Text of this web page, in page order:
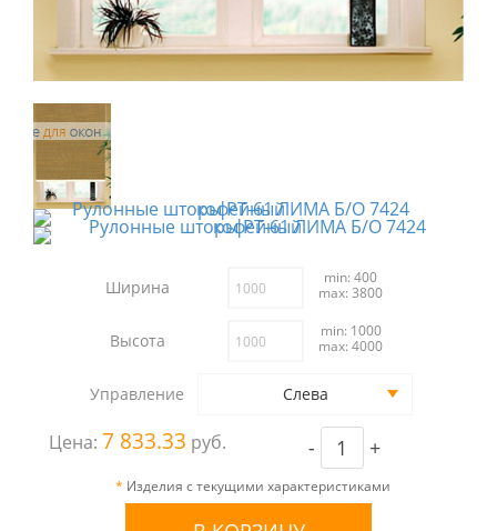
Ширина
min: 400
max: 3800
Высота
min: 1000
max: 4000
Управление Слева
Цена: 7 833.33 руб. - +
* Изделия с текущими характеристиками